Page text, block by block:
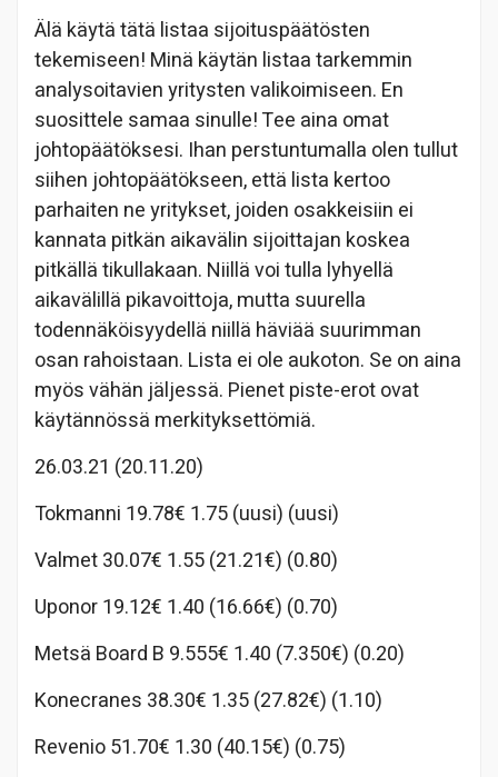
Älä käytä tätä listaa sijoituspäätösten
tekemiseen! Minä käytän listaa tarkemmin
analysoitavien yritysten valikoimiseen. En
suosittele samaa sinulle! Tee aina omat
johtopäätöksesi. Ihan perstuntumalla olen tullut
siihen johtopäätökseen, että lista kertoo
parhaiten ne yritykset, joiden osakkeisiin ei
kannata pitkän aikavälin sijoittajan koskea
pitkällä tikullakaan. Niillä voi tulla lyhyellä
aikavälillä pikavoittoja, mutta suurella
todennäköisyydellä niillä häviää suurimman
osan rahoistaan. Lista ei ole aukoton. Se on aina
myös vähän jäljessä. Pienet piste-erot ovat
käytännössä merkityksettömiä.
26.03.21 (20.11.20)
Tokmanni 19.78€ 1.75 (uusi) (uusi)
Valmet 30.07€ 1.55 (21.21€) (0.80)
Uponor 19.12€ 1.40 (16.66€) (0.70)
Metsä Board B 9.555€ 1.40 (7.350€) (0.20)
Konecranes 38.30€ 1.35 (27.82€) (1.10)
Revenio 51.70€ 1.30 (40.15€) (0.75)